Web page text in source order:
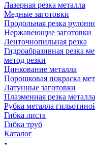
Лазерная резка металла
Медные заготовки
Продольная резка
Нержавеющие заготовки
Ленточнопильная резка
Гидроабразивная резка
метод резки
Цинкование металла
Порошковая покраска
Латунные заготовки
Плазменная резка металла
Рубка металла
Гибка листа
Гибка труб
Каталог